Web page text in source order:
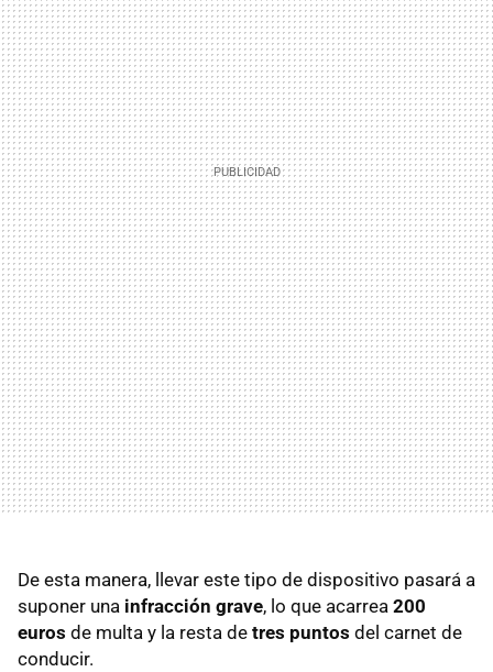
De esta manera, llevar este tipo de dispositivo pasará a
suponer una infracción grave, lo que acarrea 200
euros de multa y la resta de tres puntos del carnet de
conducir.